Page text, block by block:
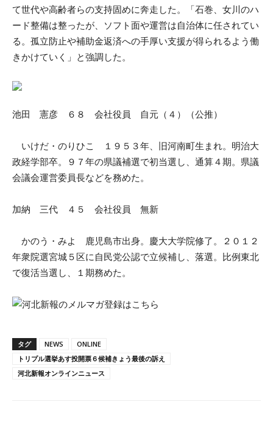
て世代や高齢者らの支持固めに奔走した。「石巻、女川のハ
ード整備は整ったが、ソフト面や運営は自治体に任されてい
る。孤立防止や補助金返済への手厚い支援が得られるよう働
きかけていく」と強調した。
池田 憲彦 ６８ 会社役員 自元（４）（公推）
いけだ・のりひこ １９５３年、旧河南町生まれ。明治大
政経学部卒。９７年の県議補選で初当選し、通算４期。県議
会議会運営委員長などを務めた。
加納 三代 ４５ 会社役員 無新
かのう・みよ 鹿児島市出身。慶大大学院修了。２０１２
年衆院選宮城５区に自民党公認で立候補し、落選。比例東北
で復活当選し、１期務めた。
タグ NEWS
ONLINE
トリプル選挙あす投開票６候補きょう最後の訴え
河北新報オンラインニュース